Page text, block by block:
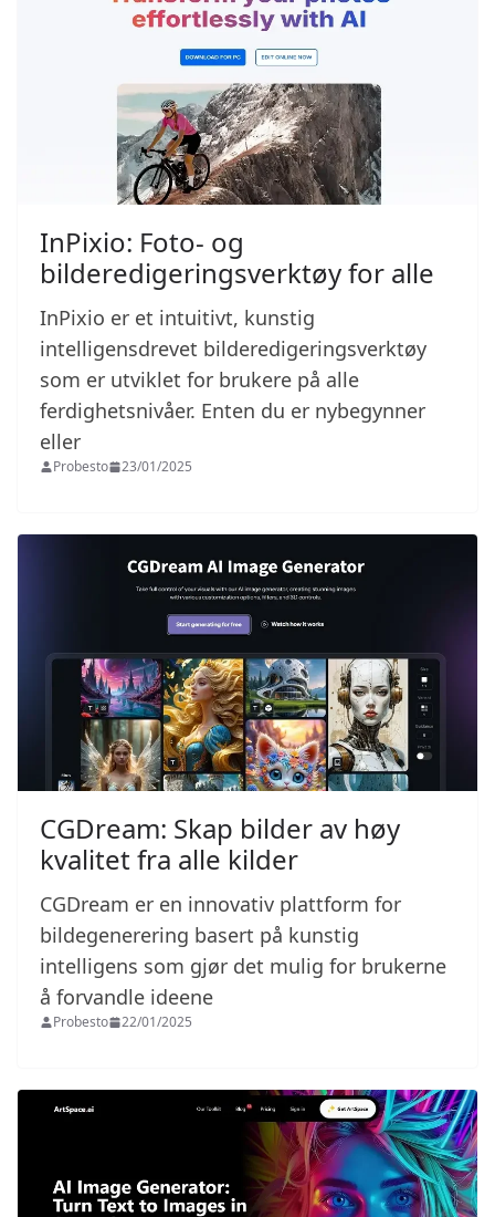
InPixio: Foto- og
bilderedigeringsverktøy for alle
InPixio er et intuitivt, kunstig
intelligensdrevet bilderedigeringsverktøy
som er utviklet for brukere på alle
ferdighetsnivåer. Enten du er nybegynner
eller
Probesto 23/01/2025
CGDream: Skap bilder av høy
kvalitet fra alle kilder
CGDream er en innovativ plattform for
bildegenerering basert på kunstig
intelligens som gjør det mulig for brukerne
å forvandle ideene
Probesto 22/01/2025